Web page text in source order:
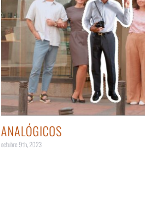
ANALÓGICOS
octubre 9th, 2023